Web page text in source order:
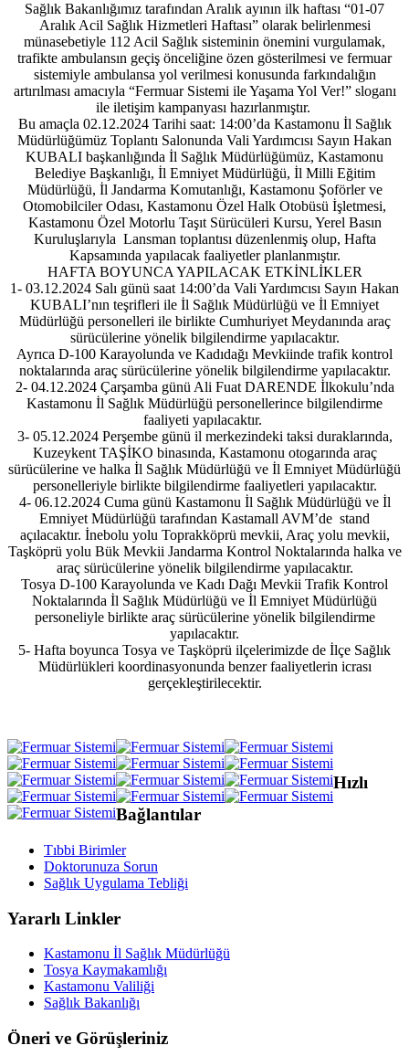
Sağlık Bakanlığımız tarafından Aralık ayının ilk haftası “01-07
Aralık Acil Sağlık Hizmetleri Haftası” olarak belirlenmesi
münasebetiyle 112 Acil Sağlık sisteminin önemini vurgulamak,
trafikte ambulansın geçiş önceliğine özen gösterilmesi ve fermuar
sistemiyle ambulansa yol verilmesi konusunda farkındalığın
artırılması amacıyla “Fermuar Sistemi ile Yaşama Yol Ver!” sloganı
ile iletişim kampanyası hazırlanmıştır.
Bu amaçla 02.12.2024 Tarihi saat: 14:00’da Kastamonu İl Sağlık
Müdürlüğümüz Toplantı Salonunda Vali Yardımcısı Sayın Hakan
KUBALI başkanlığında İl Sağlık Müdürlüğümüz, Kastamonu
Belediye Başkanlığı, İl Emniyet Müdürlüğü, İl Milli Eğitim
Müdürlüğü, İl Jandarma Komutanlığı, Kastamonu Şoförler ve
Otomobilciler Odası, Kastamonu Özel Halk Otobüsü İşletmesi,
Kastamonu Özel Motorlu Taşıt Sürücüleri Kursu, Yerel Basın
Kuruluşlarıyla Lansman toplantısı düzenlenmiş olup, Hafta
Kapsamında yapılacak faaliyetler planlanmıştır.
HAFTA BOYUNCA YAPILACAK ETKİNLİKLER
1- 03.12.2024 Salı günü saat 14:00’da Vali Yardımcısı Sayın Hakan
KUBALI’nın teşrifleri ile İl Sağlık Müdürlüğü ve İl Emniyet
Müdürlüğü personelleri ile birlikte Cumhuriyet Meydanında araç
sürücülerine yönelik bilgilendirme yapılacaktır.
Ayrıca D-100 Karayolunda ve Kadıdağı Mevkiinde trafik kontrol
noktalarında araç sürücülerine yönelik bilgilendirme yapılacaktır.
2- 04.12.2024 Çarşamba günü Ali Fuat DARENDE İlkokulu’nda
Kastamonu İl Sağlık Müdürlüğü personellerince bilgilendirme
faaliyeti yapılacaktır.
3- 05.12.2024 Perşembe günü il merkezindeki taksi duraklarında,
Kuzeykent TAŞİKO binasında, Kastamonu otogarında araç
sürücülerine ve halka İl Sağlık Müdürlüğü ve İl Emniyet Müdürlüğü
personelleriyle birlikte bilgilendirme faaliyetleri yapılacaktır.
4- 06.12.2024 Cuma günü Kastamonu İl Sağlık Müdürlüğü ve İl
Emniyet Müdürlüğü tarafından Kastamall AVM’de stand
açılacaktır. İnebolu yolu Toprakköprü mevkii, Araç yolu mevkii,
Taşköprü yolu Bük Mevkii Jandarma Kontrol Noktalarında halka ve
araç sürücülerine yönelik bilgilendirme yapılacaktır.
Tosya D-100 Karayolunda ve Kadı Dağı Mevkii Trafik Kontrol
Noktalarında İl Sağlık Müdürlüğü ve İl Emniyet Müdürlüğü
personeliyle birlikte araç sürücülerine yönelik bilgilendirme
yapılacaktır.
5- Hafta boyunca Tosya ve Taşköprü ilçelerimizde de İlçe Sağlık
Müdürlükleri koordinasyonunda benzer faaliyetlerin icrası
gerçekleştirilecektir.
Hızlı
Bağlantılar
Tıbbi Birimler
Doktorunuza Sorun
Sağlık Uygulama Tebliği
Yararlı Linkler
Kastamonu İl Sağlık Müdürlüğü
Tosya Kaymakamlığı
Kastamonu Valiliği
Sağlık Bakanlığı
Öneri ve Görüşleriniz